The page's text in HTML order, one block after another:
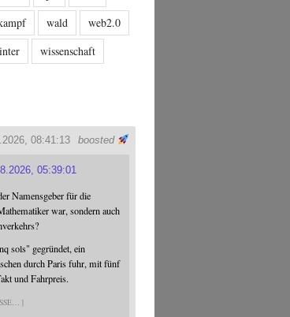
wald
web2.0
wissenschaft
boosted
08:41:13
05:39:01
Namensgeber für die
war, sondern auch
sols" gegründet, ein
durch Paris fuhr, mit fünf
und Fahrpreis.